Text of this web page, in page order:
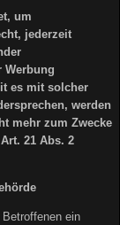
um
jederzeit
Werbung
es mit solcher
werden
mehr zum Zwecke
21 Abs. 2
ein